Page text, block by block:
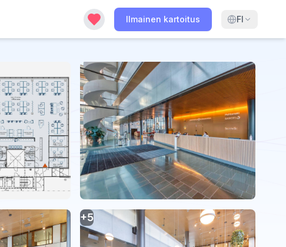
Ilmainen kartoitus FI
+5